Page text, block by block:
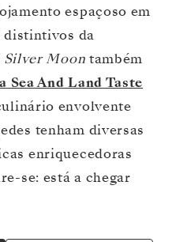
espaçoso em
distintivos da
Silver Moon também
Sea And Land Taste
envolvente
tenham diversas
enriquecedoras
se: está a chegar